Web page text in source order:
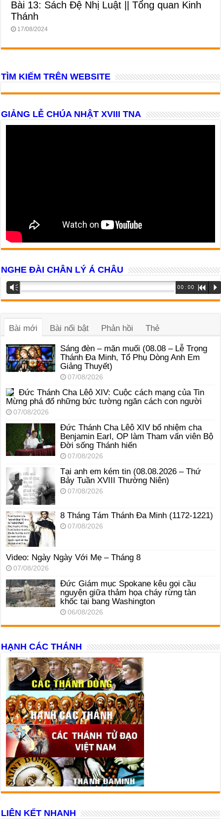
Bài 13: Sách Đệ Nhị Luật || Tổng quan Kinh
Thánh
17/08/2024
TÌM KIẾM TRÊN WEBSITE
GIẢNG LỄ CHÚA NHẬT XVIII TNA
NGHE ĐÀI CHÂN LÝ Á CHÂU
Trình
phát
âm
Vm 00:00 R P
Bài mới Bài nổi bật Phản hồi Thẻ
Sáng đèn – mặn muối (08.08 – Lễ Trọng
Thánh Đa Minh, Tổ Phụ Dòng Anh Em
Giảng Thuyết)
07/08/2026
Đức Thánh Cha Lêô XIV: Cuộc cách mạng của Tin
Mừng phá đổ những bức tường ngăn cách con người
07/08/2026
Đức Thánh Cha Lêô XIV bổ nhiệm cha
Benjamin Earl, OP làm Tham vấn viên Bộ
Đời sống Thánh hiến
07/08/2026
Tại anh em kém tin (08.08.2026 – Thứ
Bảy Tuần XVIII Thường Niên)
07/08/2026
8 Tháng Tám Thánh Ða Minh (1172-1221)
07/08/2026
Video: Ngày Ngày Với Mẹ – Tháng 8
07/08/2026
Đức Giám mục Spokane kêu gọi cầu
nguyện giữa thảm họa cháy rừng tàn
khốc tại bang Washington
06/08/2026
HẠNH CÁC THÁNH
LIÊN KẾT NHANH